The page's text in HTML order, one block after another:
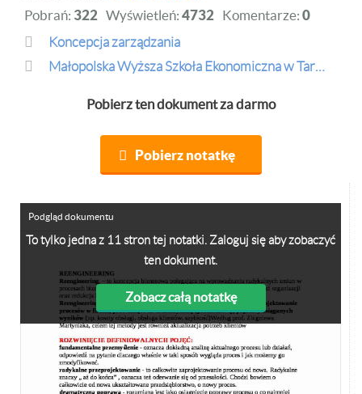
Pobrań: 322 Wyświetleń: 4732 Komentarze: 0
Koncepcja zarządzania
Małopolska Wyższa Szkoła Ekonomiczna w Tarnowie
Pobierz ten dokument za darmo
Pobierz notatkę
To tylko jedna z 11 stron tej notatki. Zaloguj się aby zobaczyć
ten dokument.
Zobacz całą notatkę
Podgląd dokumentu